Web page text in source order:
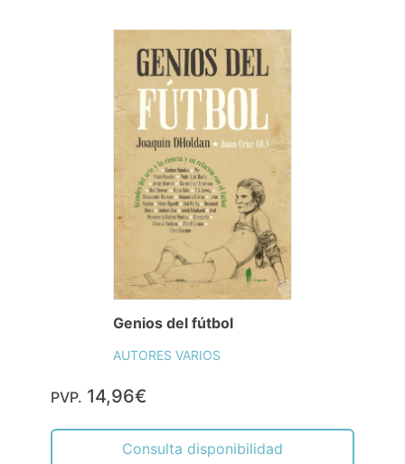
Genios del fútbol
AUTORES VARIOS
PVP. 14,96€
Consulta disponibilidad